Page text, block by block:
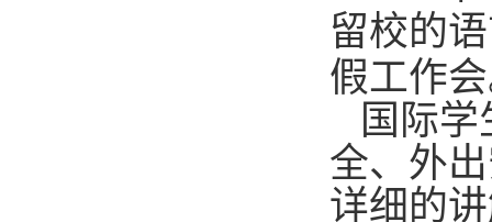
留校的
假工作
国际
全、外
详细的